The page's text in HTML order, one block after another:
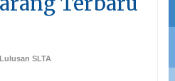
Lulusan SLTA